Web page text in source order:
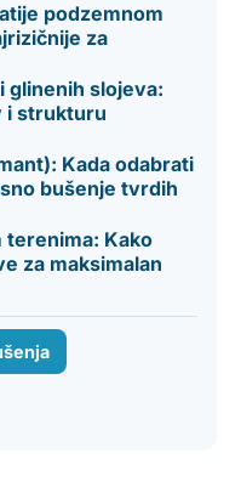
podzemnom
za
glinenih slojeva:
i strukturu
Kada odabrati
bušenje tvrdih
Kako
za maksimalan